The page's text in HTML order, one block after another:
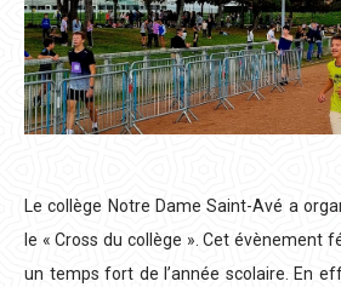
Le collège Notre Dame Saint-Avé a
le « Cross du collège ». Cet évènement
un temps fort de l’année scolaire. En